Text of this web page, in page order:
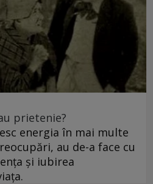
prietenie?
energia în mai multe
au de-a face cu
și iubirea